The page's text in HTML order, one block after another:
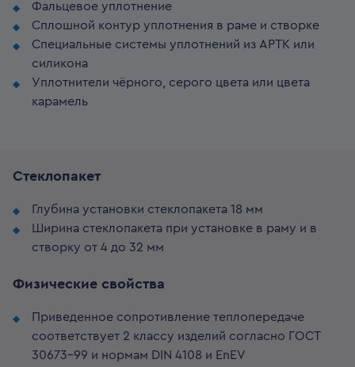
Фальцевое уплотнение
Сплошной контур уплотнения в раме и створке
Специальные системы уплотнений из APTK или
силикона
Уплотнители чёрного, серого цвета или цвета
карамель
Cтеклопакет
Глубина установки стеклопакета 18 мм
Ширина стеклопакета при установке в раму и в
створку от 4 до 32 мм
Физические свойства
Приведенное сопротивление теплопередаче
соответствует 2 классу изделий согласно ГОСТ
30673-99 и нормам DIN 4108 и EnEV